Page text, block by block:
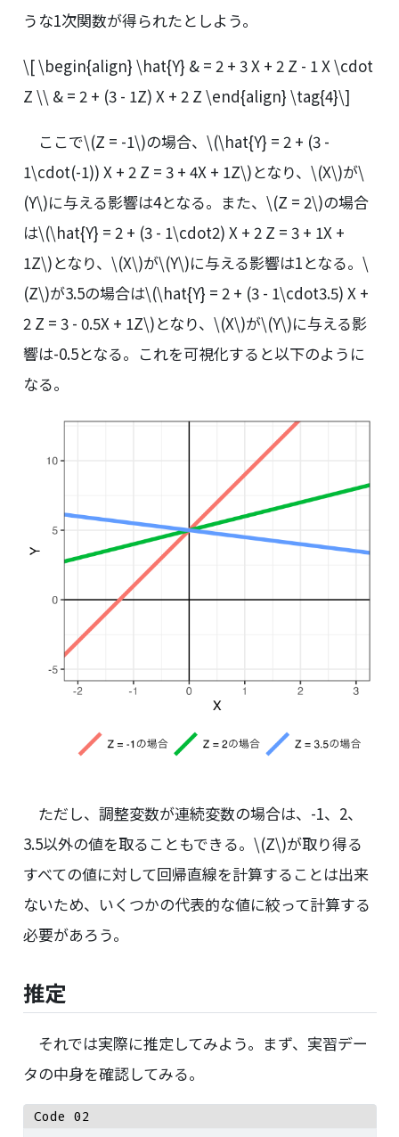
うな1次関数が得られたとしよう。
\[ \begin{align} \hat{Y} & = 2 + 3 X + 2 Z - 1 X \cdot
Z \\ & = 2 + (3 - 1Z) X + 2 Z \end{align} \tag{4}\]
ここで\(Z = -1\)の場合、 \(\hat{Y} = 2 + (3 -
1\cdot(-1)) X + 2 Z = 3 + 4X + 1Z\)となり、 \(X\)が\
(Y\)に与える影響は4となる。また、 \(Z = 2\)の場合
は\(\hat{Y} = 2 + (3 - 1\cdot2) X + 2 Z = 3 + 1X +
1Z\)となり、 \(X\)が\(Y\)に与える影響は1となる。 \
(Z\)が3.5の場合は\(\hat{Y} = 2 + (3 - 1\cdot3.5) X +
2 Z = 3 - 0.5X + 1Z\)となり、 \(X\)が\(Y\)に与える影
響は-0.5となる。これを可視化すると以下のように
なる。
ただし、調整変数が連続変数の場合は、-1、2、
3.5以外の値を取ることもできる。 \(Z\)が取り得る
すべての値に対して回帰直線を計算することは出来
ないため、いくつかの代表的な値に絞って計算する
必要があろう。
推定
それでは実際に推定してみよう。まず、実習デー
タの中身を確認してみる。
Code 02